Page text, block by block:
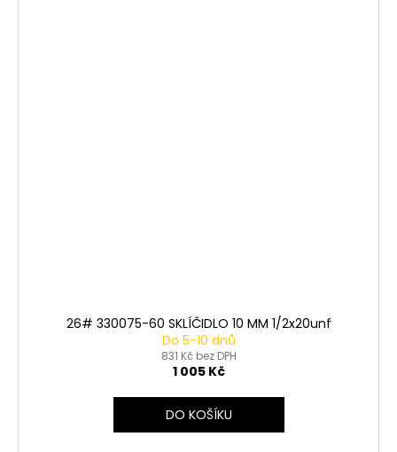
26# 330075-60 SKLÍČIDLO 10 MM 1/2x20unf
Do 5-10 dnů
831 Kč bez DPH
1 005 Kč
DO KOŠÍKU